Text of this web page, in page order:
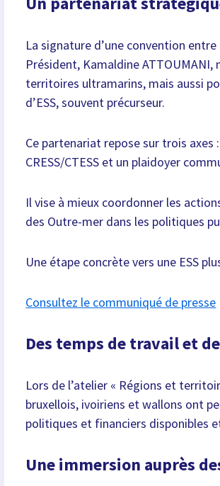
La signature d’une convention
Président, Kamaldine ATTOUMANI,
territoires ultramarins, mais aussi
d’ESS, souvent précurseur.
Ce partenariat repose sur trois
CRESS/CTESS et un plaidoyer
Il vise à mieux coordonner les
des Outre-mer dans les politiques
Une étape concrète vers une ESS
Consultez le communiqué de presse
Des temps de travail et
Lors de l’atelier « Régions et
bruxellois, ivoiriens et wallons ont
politiques et financiers disponibles
Une immersion auprès